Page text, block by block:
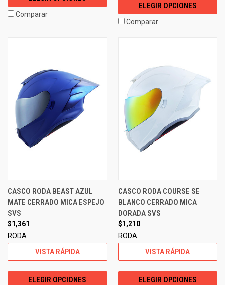
Comparar
ELEGIR OPCIONES
Comparar
CASCO RODA BEAST AZUL
MATE CERRADO MICA ESPEJO
SVS
$1,361
RODA
VISTA RÁPIDA
ELEGIR OPCIONES
CASCO RODA COURSE SE
BLANCO CERRADO MICA
DORADA SVS
$1,210
RODA
VISTA RÁPIDA
ELEGIR OPCIONES